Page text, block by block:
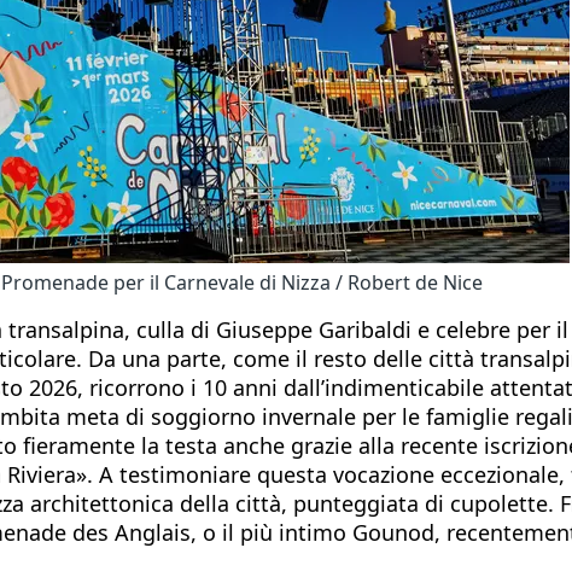
per il Carnevale di Nizza / Robert de Nice
culla di Giuseppe Garibaldi e celebre per
Da una parte, come il resto delle città
2026, ricorrono i 10 anni dall’indimenticabile
meta di soggiorno invernale per le famiglie
fieramente la testa anche grazie alla recente
A testimoniare questa vocazione
architettonica della città, punteggiata di
des Anglais, o il più intimo Gounod,